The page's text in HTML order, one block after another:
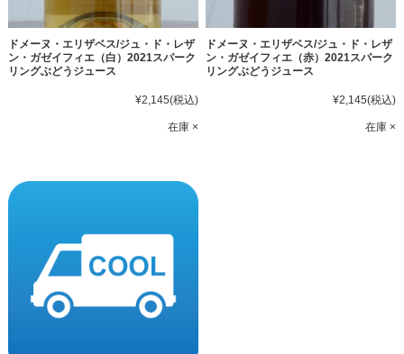
ドメーヌ・エリザベス/ジュ・ド・レザ
ン・ガゼイフィエ（白）2021スパーク
リングぶどうジュース
¥2,145(税込)
在庫 ×
ドメーヌ・エリザベス/ジュ・ド・レザ
ン・ガゼイフィエ（赤）2021スパーク
リングぶどうジュース
¥2,145(税込)
在庫 ×